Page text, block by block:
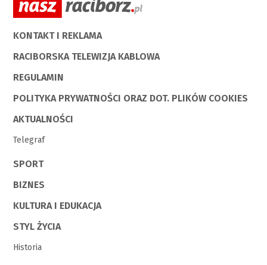
KONTAKT I REKLAMA
RACIBORSKA TELEWIZJA KABLOWA
REGULAMIN
POLITYKA PRYWATNOŚCI ORAZ DOT. PLIKÓW COOKIES
AKTUALNOŚCI
Telegraf
SPORT
BIZNES
KULTURA I EDUKACJA
STYL ŻYCIA
Historia